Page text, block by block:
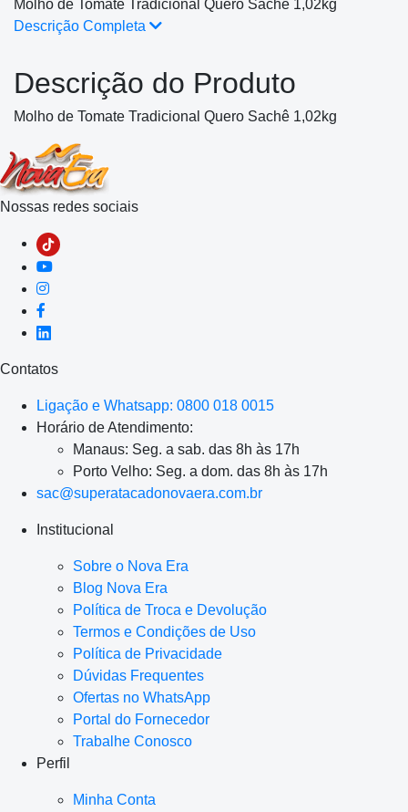
Molho de Tomate Tradicional Quero Sachê 1,02kg
Descrição Completa
Descrição do Produto
Molho de Tomate Tradicional Quero Sachê 1,02kg
Nossas redes sociais
Contatos
Ligação e Whatsapp: 0800 018 0015
Horário de Atendimento:
Manaus: Seg. a sab. das 8h às 17h
Porto Velho: Seg. a dom. das 8h às 17h
sac@superatacadonovaera.com.br
Institucional
Sobre o Nova Era
Blog Nova Era
Política de Troca e Devolução
Termos e Condições de Uso
Política de Privacidade
Dúvidas Frequentes
Ofertas no WhatsApp
Portal do Fornecedor
Trabalhe Conosco
Perfil
Minha Conta